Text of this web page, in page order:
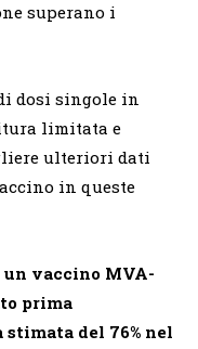
superano i
dosi singole in
limitata e
ulteriori dati
in queste
vaccino MVA-
prima
stimata del 76% nel